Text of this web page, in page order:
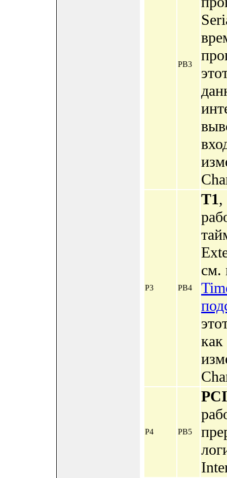
PB3
P3 PB4
T1,
см.
P4 PB5